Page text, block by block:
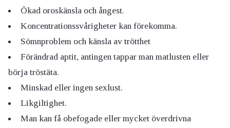
Ökad oroskänsla och ångest.
Koncentrationssvårigheter kan förekomma.
Sömnproblem och känsla av trötthet
Förändrad aptit, antingen tappar man matlusten eller
börja tröstäta.
Minskad eller ingen sexlust.
Likgiltighet.
Man kan få obefogade eller mycket överdrivna